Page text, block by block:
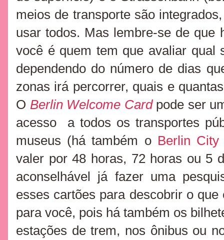
meios de transporte são
usar todos. Mas lembre-se de que
você é quem tem que avaliar qual
dependendo do número de dias
zonas irá percorrer, quais e
O Berlin Welcome Cardpode ser
acesso a todos os transportes
museus (há também o Berlin City
valer por 48 horas, 72 horas ou 5
aconselhável já fazer uma
esses cartões para descobrir o
para você, pois há também os
estações de trem, nos ônibus ou